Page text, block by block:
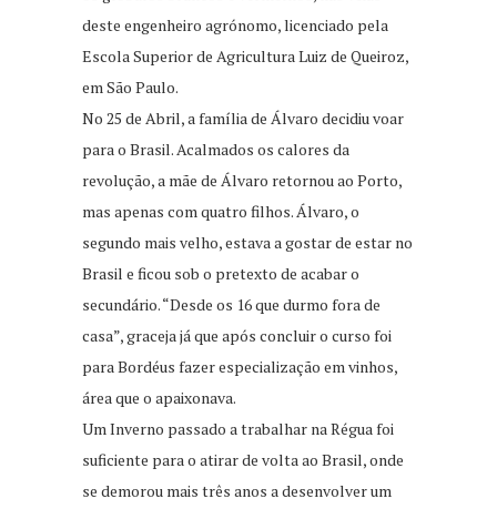
deste engenheiro agrónomo, licenciado pela
Escola Superior de Agricultura Luiz de Queiroz,
em São Paulo.
No 25 de Abril, a família de Álvaro decidiu voar
para o Brasil. Acalmados os calores da
revolução, a mãe de Álvaro retornou ao Porto,
mas apenas com quatro filhos. Álvaro, o
segundo mais velho, estava a gostar de estar no
Brasil e ficou sob o pretexto de acabar o
secundário. “Desde os 16 que durmo fora de
casa”, graceja já que após concluir o curso foi
para Bordéus fazer especialização em vinhos,
área que o apaixonava.
Um Inverno passado a trabalhar na Régua foi
suficiente para o atirar de volta ao Brasil, onde
se demorou mais três anos a desenvolver um